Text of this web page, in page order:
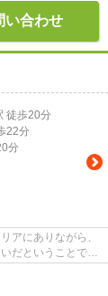
い合わせ
徒歩20分
22分
分
アにありながら、
だということで